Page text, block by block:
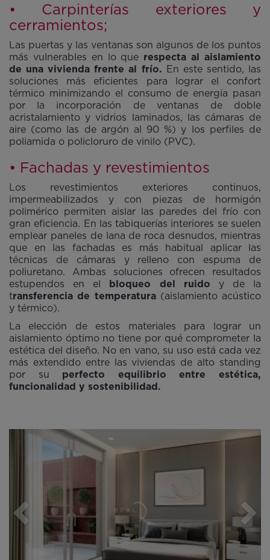
• Carpinterías exteriores y
cerramientos;
Las puertas y las ventanas son algunos de los puntos
más vulnerables en lo que respecta al aislamiento
de una vivienda frente al frío. En este sentido, las
soluciones más eficientes para lograr el confort
térmico minimizando el consumo de energía pasan
por la incorporación de ventanas de doble
acristalamiento y vidrios laminados, las cámaras de
aire (como las de argón al 90 %) y los perfiles de
poliamida o policloruro de vinilo (PVC).
• Fachadas y revestimientos
Los revestimientos exteriores continuos,
impermeabilizados y con piezas de hormigón
polimérico permiten aislar las paredes del frío con
gran eficiencia. En las tabiquerías interiores se suelen
emplear paneles de lana de roca desnudos, mientras
que en las fachadas es más habitual aplicar las
técnicas de cámaras y relleno con espuma de
poliuretano. Ambas soluciones ofrecen resultados
estupendos en el
bloqueo del ruido y de la
transferencia de temperatura(aislamiento acústico
y térmico).
La elección de estos materiales para lograr un
aislamiento óptimo no tiene por qué comprometer la
estética del diseño. No en vano, su uso está cada vez
más extendido entre las viviendas de alto standing
por su perfecto equilibrio entre estética,
funcionalidad y sostenibilidad.